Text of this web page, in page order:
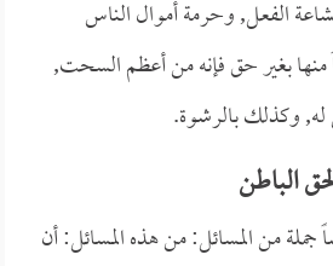
الفعل, وحرمة أموال الناس
بغير حق فإنه من أعظم السحت,
له, وكذلك بالرشوة.
الباطن
جملة من المسائل: من هذه المسائل: أن